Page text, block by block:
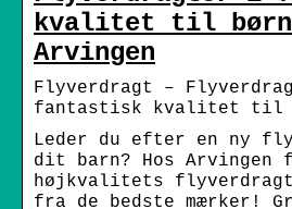
kvalitet til
Arvingen
Flyverdragt –
fantastisk kvalitet til
Leder du efter en ny
dit barn? Hos Arvingen
højkvalitets
fra de bedste mærker!